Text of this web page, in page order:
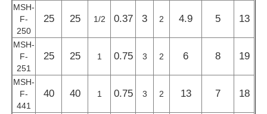
MSH-
F-
250
25 25 1/2 0.37 3 2 4.9 5 13
MSH-
F-
251
25 25 1 0.75 3 2 6 8 19
MSH-
F-
441
40 40 1 0.75 3 2 13 7 18